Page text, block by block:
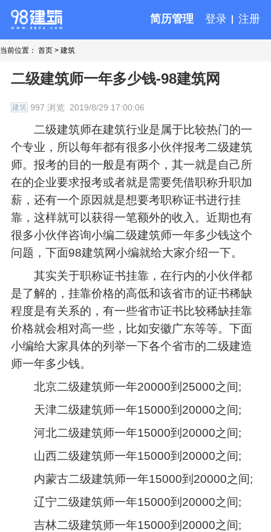
简历管理 登录 注册
当前位置： 首页 > 建筑
二级建筑师一年多少钱-98建筑网
建筑 997 浏览 2019/8/29 17:00:06
二级建筑师在建筑行业是属于比较热门的一
个专业，所以每年都有很多小伙伴报考二级建筑
师。报考的目的一般是有两个，其一就是自己所
在的企业要求报考或者就是需要凭借职称升职加
薪，还有一个原因就是想要考职称证书进行挂
靠，这样就可以获得一笔额外的收入。近期也有
很多小伙伴咨询小编二级建筑师一年多少钱这个
问题，下面98建筑网小编就给大家介绍一下。
其实关于职称证书挂靠，在行内的小伙伴都
是了解的，挂靠价格的高低和该省市的证书稀缺
程度是有关系的，有一些省市证书比较稀缺挂靠
价格就会相对高一些，比如安徽广东等等。下面
小编给大家具体的列举一下各个省市的二级建造
师一年多少钱。
北京二级建筑师一年20000到25000之间;
天津二级建筑师一年15000到20000之间;
河北二级建筑师一年15000到20000之间;
山西二级建筑师一年15000到20000之间;
内蒙古二级建筑师一年15000到20000之间;
辽宁二级建筑师一年15000到20000之间;
吉林二级建筑师一年15000到20000之间;